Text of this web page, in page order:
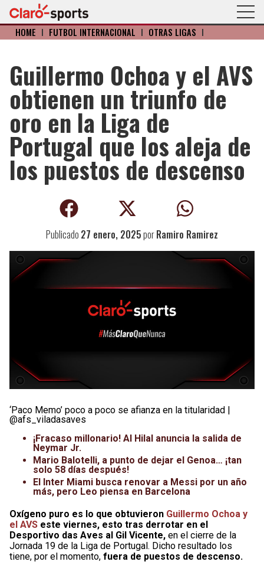
HOME I FÚTBOL INTERNACIONAL I OTRAS LIGAS I
Guillermo Ochoa y el AVS
obtienen un triunfo de
oro en la Liga de
Portugal que los aleja de
los puestos de descenso
Publicado 27 enero, 2025porRamiro Ramirez
‘Paco Memo’ poco a poco se afianza en la titularidad |
@afs_viladasaves
¡Fracaso millonario! Al Hilal anuncia la salida de
Neymar Jr.
Mario Balotelli, a punto de dejar el Genoa… ¡tan
solo 58 días después!
El Inter Miami busca renovar a Messi por un año
más, pero Leo piensa en Barcelona
Oxígeno puro es lo que obtuvieron Guillermo Ochoa y
el AVS este viernes, esto tras derrotar en el
Desportivo das Aves al Gil Vicente, en el cierre de la
Jornada 19 de la Liga de Portugal. Dicho resultado los
tiene, por el momento, fuera de puestos de descenso.